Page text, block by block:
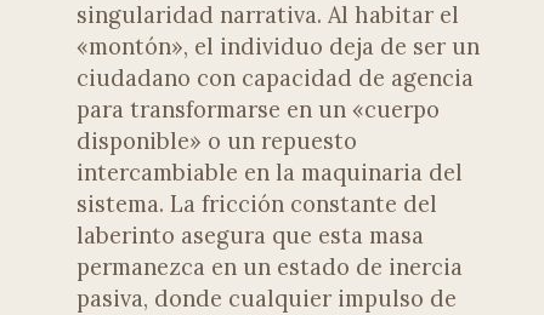
singularidad narrativa. Al habitar el
«montón», el individuo deja de ser un
ciudadano con capacidad de agencia
para transformarse en un «cuerpo
disponible» o un repuesto
intercambiable en la maquinaria del
sistema. La fricción constante del
laberinto asegura que esta masa
permanezca en un estado de inercia
pasiva, donde cualquier impulso de